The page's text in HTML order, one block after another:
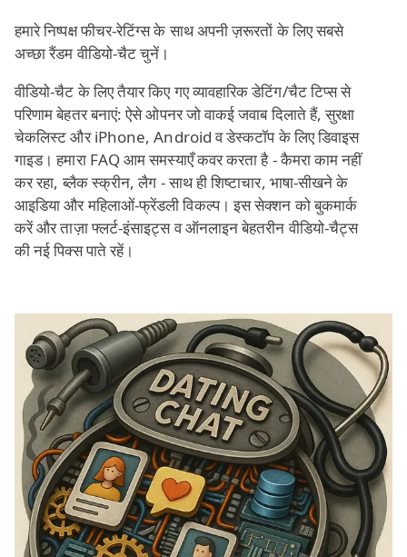
हमारे निष्पक्ष फीचर‑रेटिंग्स के साथ अपनी ज़रूरतों के लिए सबसे
अच्छा रैंडम वीडियो‑चैट चुनें।
वीडियो‑चैट के लिए तैयार किए गए व्यावहारिक डेटिंग/चैट टिप्स से
परिणाम बेहतर बनाएं: ऐसे ओपनर जो वाकई जवाब दिलाते हैं, सुरक्षा
चेकलिस्ट और iPhone, Android व डेस्कटॉप के लिए डिवाइस
गाइड। हमारा FAQ आम समस्याएँ कवर करता है - कैमरा काम नहीं
कर रहा, ब्लैक स्क्रीन, लैग - साथ ही शिष्टाचार, भाषा‑सीखने के
आइडिया और महिलाओं‑फ्रेंडली विकल्प। इस सेक्शन को बुकमार्क
करें और ताज़ा फ्लर्ट‑इंसाइट्स व ऑनलाइन बेहतरीन वीडियो‑चैट्स
की नई पिक्स पाते रहें।